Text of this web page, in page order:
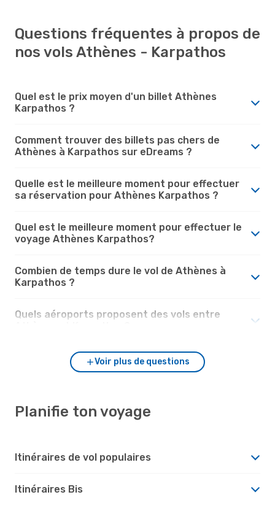
Questions fréquentes à propos de
nos vols Athènes - Karpathos
Quel est le prix moyen d'un billet Athènes
Karpathos ?
Comment trouver des billets pas chers de
Athènes à Karpathos sur eDreams ?
Quelle est le meilleure moment pour effectuer
sa réservation pour Athènes Karpathos ?
Quel est le meilleure moment pour effectuer le
voyage Athènes Karpathos?
Combien de temps dure le vol de Athènes à
Karpathos ?
Quels aéroports proposent des vols entre
Voir plus de questions
Planifie ton voyage
Itinéraires de vol populaires
Itinéraires Bis